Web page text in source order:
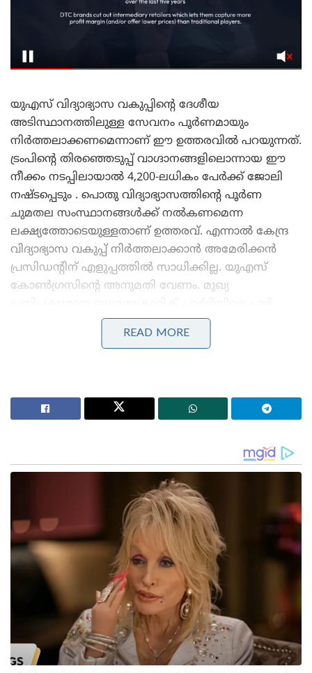
യുഎസ് വിദ്യാഭ്യാസ വകുപ്പിന്റെ ദേശീയ
അടിസ്ഥാനത്തിലുള്ള സേവനം പൂർണമായും
നിർത്തലാക്കണമെന്നാണ് ഈ ഉത്തരവിൽ പറയുന്നത്.
ട്രംപിന്റെ തിരഞ്ഞെടുപ്പ് വാഗ്ദാനങ്ങളിലൊന്നായ ഈ
നീക്കം നടപ്പിലായാൽ 4,200-ലധികം പേർക്ക് ജോലി
നഷ്ടപ്പെടും . പൊതു വിദ്യാഭ്യാസത്തിന്റെ പൂർണ
ചുമതല സംസ്ഥാനങ്ങൾക്ക് നൽകണമെന്ന
ലക്ഷ്യത്തോടെയുള്ളതാണ് ഉത്തരവ്. എന്നാൽ കേന്ദ്ര
വിദ്യാഭ്യാസ വകുപ്പ് നിർത്തലാക്കാൻ അമേരിക്കൻ
പ്രസിഡന്റിന് എളുപ്പത്തിൽ സാധിക്കില്ല. യുഎസ്
കോൺഗ്രസിന്റെ അനുമതി വേണം. മുഖ്യ
അംഗങ്ങളുടെ പിന്തുണയും ലഭിക്കണം. നിലവിൽ
അമേരിക്കയിൽ പ്രൈമറി, സെക്കന്ററി സ്‌കൂളുകളുടെ
സാമ്പത്തിക സഹായം അവസാനിക്കും.
മോദിയെ ഫോണിൽ വിളിച്ച് നെതന്യാഹു :
പശ്ചിമേഷ്യൻ പ്രതിസന്ധിയിലെ നയതന്ത്ര ബന്ധവും
പ്രാദേശിക സുരക്ഷയും ചർച്ചയായി
ആഗോള ബന്ധങ്ങൾ ശക്തമാക്കാനൊരുങ്ങി
ആർ.എസ്.എസ് : മോഹൻ ഭാഗവത് ഈ മാസം
യു.എസിലും കാനഡയിലും സന്ദർശനം നടത്തും
1979 ൽ ജിമ്മി കാർട്ടർ അമേരിക്കയുടെ പ്രസിഡന്റ്
ആയിരുന്ന കാലഘട്ടത്തിലാണ് കേന്ദ്ര
വിദ്യാഭ്യാസവകുപ്പ് രൂപീകൃതമായത്. എന്നാൽ ഇത്
ഇപ്പോൾ സർക്കറിന് ഒരു പാഴ്ചെലവായെന്നാണ്
ട്രംപിന്റെ പക്ഷം. വിദ്യാഭ്യാസ നയം പൂർണമായും
READ MORE